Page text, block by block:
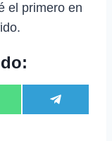
el primero en
C
o
e